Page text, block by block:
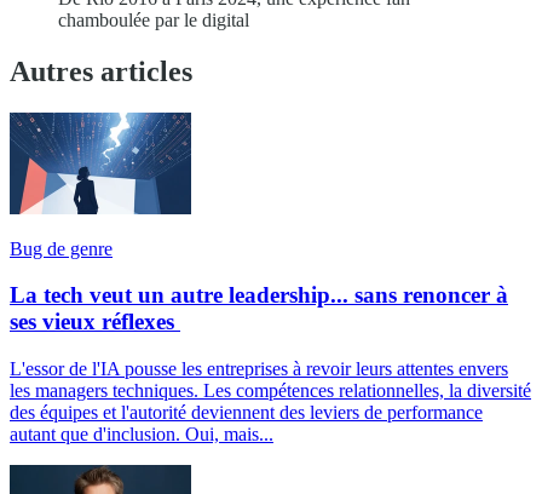
chamboulée par le digital
Autres articles
Bug de genre
La tech veut un autre leadership... sans renoncer à
ses vieux réflexes
L'essor de l'IA pousse les entreprises à revoir leurs attentes envers
les managers techniques. Les compétences relationnelles, la diversité
des équipes et l'autorité deviennent des leviers de performance
autant que d'inclusion. Oui, mais...